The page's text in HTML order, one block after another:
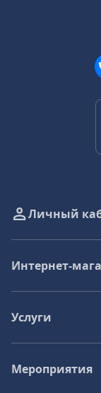
Личный
Интернет-
Услуги
Мероприятия